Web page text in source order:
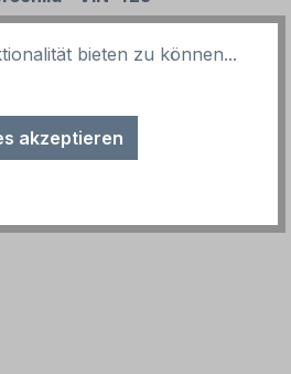
bieten zu können...
akzeptieren